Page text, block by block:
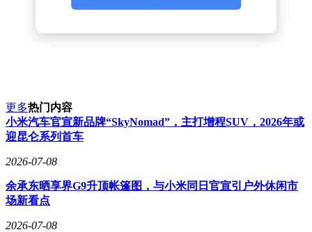
更多热门内容
小米汽车官宣新品牌“SkyNomad”，主打增程SUV，2026年或
迎昆仑系列首车
2026-07-08
余承东晒享界G9升顶帐篷图，与小米同日官宣引户外休闲市
场新看点
2026-07-08